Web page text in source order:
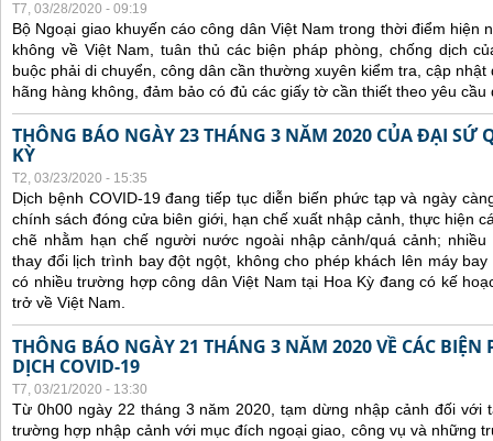
T7, 03/28/2020 - 09:19
Bộ Ngoại giao khuyến cáo công dân Việt Nam trong thời điểm hiện
không về Việt Nam, tuân thủ các biện pháp phòng, chống dịch
buộc phải di chuyển, công dân cần thường xuyên kiểm tra, cập
hãng hàng không, đảm bảo có đủ các giấy tờ cần thiết theo yêu
THÔNG BÁO NGÀY 23 THÁNG 3 NĂM 2020 CỦA ĐẠI SỨ
KỲ
T2, 03/23/2020 - 15:35
Dịch bệnh COVID-19 đang tiếp tục diễn biến phức tạp và ngày
chính sách đóng cửa biên giới, hạn chế xuất nhập cảnh, thực hiện
chẽ nhằm hạn chế người nước ngoài nhập cảnh/quá cảnh;
thay đổi lịch trình bay đột ngột, không cho phép khách lên máy
có nhiều trường hợp công dân Việt Nam tại Hoa Kỳ đang có kế
trở về Việt Nam.
THÔNG BÁO NGÀY 21 THÁNG 3 NĂM 2020 VỀ CÁC BIỆN
DỊCH COVID-19
T7, 03/21/2020 - 13:30
Từ 0h00 ngày 22 tháng 3 năm 2020, tạm dừng nhập cảnh đối với
trường hợp nhập cảnh với mục đích ngoại giao, công vụ và những